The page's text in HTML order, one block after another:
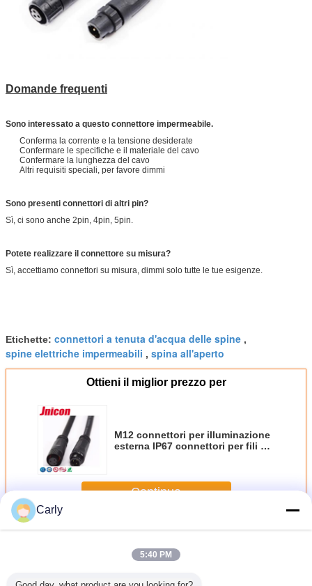
Domande frequenti
Sono interessato a questo connettore impermeabile.
Conferma la corrente e la tensione desiderate
Confermare le specifiche e il materiale del cavo
Confermare la lunghezza del cavo
Altri requisiti speciali, per favore dimmi
Sono presenti connettori di altri pin?
Sì, ci sono anche 2pin, 4pin, 5pin.
Potete realizzare il connettore su misura?
Sì, accettiamo connettori su misura, dimmi solo tutte le tue esigenze.
Etichette: connettori a tenuta d'acqua delle spine ,
spine elettriche impermeabili , spina all'aperto
Ottieni il miglior prezzo per
M12 connettori per illuminazione
esterna IP67 connettori per fili a
Continua
PiùSpine impermeabili
Carly
5:40 PM